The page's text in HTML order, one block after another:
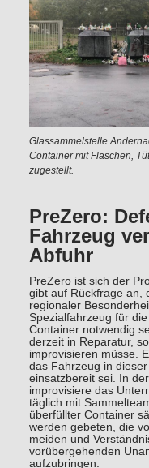
Glassammelstelle
Container mit Flaschen,
zugestellt.
PreZero:
Fahrzeug
Abfuhr
PreZero ist sich der
gibt auf Rückfrage an,
regionaler
Spezialfahrzeug für
Container notwendig
derzeit in Reparatur,
improvisieren müsse.
das Fahrzeug in
einsatzbereit sei. In
improvisiere das
täglich mit
überfüllter Container
werden gebeten, die
meiden und
vorübergehenden
aufzubringen.